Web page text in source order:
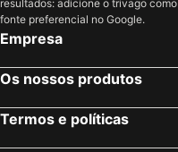
Sure Hotel by Best Western Rennes Chantepie
Hotel du Parc - Chantepie
ibis Rennes Cesson
La Maison De Nemours
resultados: adicione o trivago como
fonte preferencial no Google.
Empresa
Os nossos produtos
Termos e políticas